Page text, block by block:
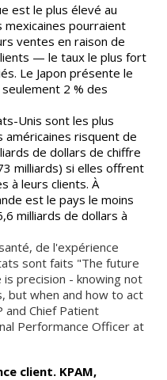
est le plus élevé au
pourraient
ventes en raison de
— le taux le plus fort
Le Japon présente le
2 % des
Unis sont les plus
risquent de
de dollars de chiffre
milliards) si elles offrent
à leurs clients. À
est le pays le moins
milliards de dollars à
de l'expérience
sont faits "The future
precision - knowing not
but when and how to act
and Chief Patient
Performance Officer at
client. KPAM,